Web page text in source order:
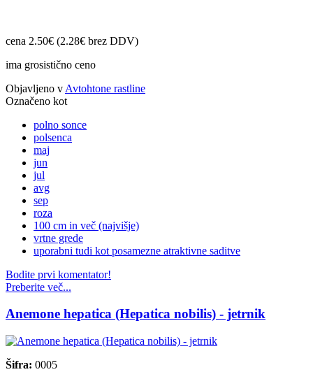
cena 2.50€ (2.28€ brez DDV)
ima grosistično ceno
Objavljeno v Avtohtone rastline
Označeno kot
polno sonce
polsenca
maj
jun
jul
avg
sep
roza
100 cm in več (najvišje)
vrtne grede
uporabni tudi kot posamezne atraktivne saditve
Bodite prvi komentator!
Preberite več...
Anemone hepatica (Hepatica nobilis) - jetrnik
Šifra: 0005